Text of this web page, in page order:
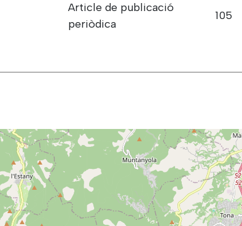
Article de publicació
periòdica
105